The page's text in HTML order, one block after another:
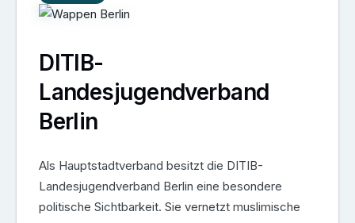
DITIB-
Landesjugendverband
Berlin
Als Hauptstadtverband besitzt die DITIB-
Landesjugendverband Berlin eine besondere
politische Sichtbarkeit. Sie vernetzt muslimische